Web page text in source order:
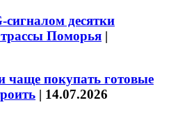
десятки
Поморья |
покупать готовые
| 14.07.2026